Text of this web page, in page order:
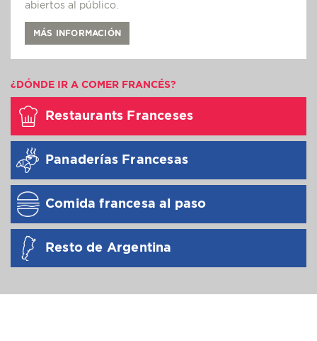
abiertos al público.
MÁS INFORMACIÓN
¿DÓNDE IR A COMER FRANCÉS?
Restaurants Franceses
Panaderías Francesas
Comida francesa al paso
Resto de Argentina